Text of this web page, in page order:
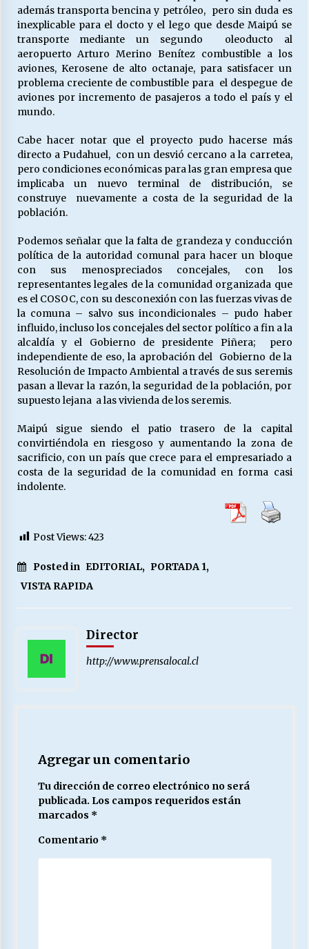
además transporta bencina y petróleo, pero sin duda es
inexplicable para el docto y el lego que desde Maipú se
transporte mediante un segundo oleoducto al
aeropuerto Arturo Merino Benítez combustible a los
aviones, Kerosene de alto octanaje, para satisfacer un
problema creciente de combustible para el despegue de
aviones por incremento de pasajeros a todo el país y el
mundo.
Cabe hacer notar que el proyecto pudo hacerse más
directo a Pudahuel, con un desvió cercano a la carretea,
pero condiciones económicas para las gran empresa que
implicaba un nuevo terminal de distribución, se
construye nuevamente a costa de la seguridad de la
población.
Podemos señalar que la falta de grandeza y conducción
política de la autoridad comunal para hacer un bloque
con sus menospreciados concejales, con los
representantes legales de la comunidad organizada que
es el COSOC, con su desconexión con las fuerzas vivas de
la comuna – salvo sus incondicionales – pudo haber
influido, incluso los concejales del sector político a fin a la
alcaldía y el Gobierno de presidente Piñera; pero
independiente de eso, la aprobación del Gobierno de la
Resolución de Impacto Ambiental a través de sus seremis
pasan a llevar la razón, la seguridad de la población, por
supuesto lejana a las vivienda de los seremis.
Maipú sigue siendo el patio trasero de la capital
convirtiéndola en riesgoso y aumentando la zona de
sacrificio, con un país que crece para el empresariado a
costa de la seguridad de la comunidad en forma casi
indolente.
Post Views:423
Posted in EDITORIAL, PORTADA 1,
VISTA RAPIDA
Director
http://www.prensalocal.cl
Agregar un comentario
Tu dirección de correo electrónico no será
publicada. Los campos requeridos están
marcados *
Comentario *